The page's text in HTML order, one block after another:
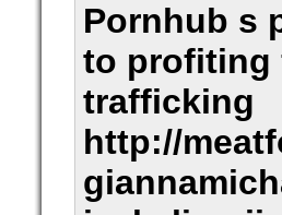
Pornhub s
to profiting
trafficking
http://